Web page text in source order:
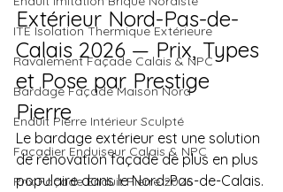
ITE Isolation Thermique Extérieure
Ravalement Façade Calais & NPC
Bardage Façade Maison Nord
Enduit Pierre Intérieur Sculpté
Façadier Enduiseur Calais & NPC
Prix Façade Enduit Pierre 2026
Extérieur Nord-Pas-de-
Calais 2026 — Prix, Types
et Pose par Prestige
Pierre
Le bardage extérieur est une solution
de rénovation façade de plus en plus
populaire dans le Nord-Pas-de-Calais.